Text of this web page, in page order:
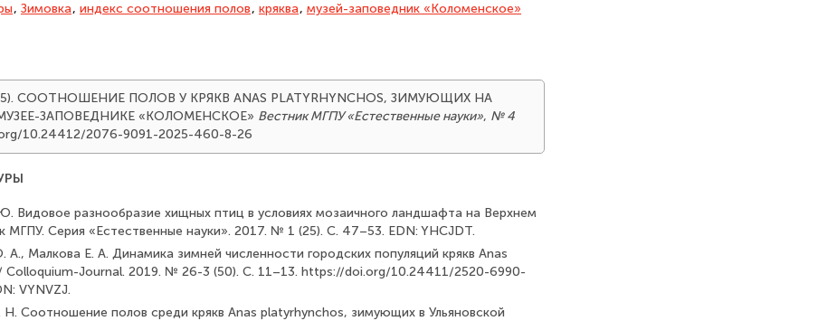
, Зимовка, индекс соотношения полов, кряква, музей-заповедник «Коломенское»
СООТНОШЕНИЕ ПОЛОВ У КРЯКВ ANAS PLATYRHYNCHOS, ЗИМУЮЩИХ НА
ЗАПОВЕДНИКЕ «КОЛОМЕНСКОЕ» Вестник МГПУ «Естественные науки», № 4
10.24412/2076-9091-2025-460-8-26
Видовое разнообразие хищных птиц в условиях мозаичного ландшафта на Верхнем
МГПУ. Серия «Естественные науки». 2017. № 1 (25). С. 47–53. EDN: YHCJDT.
А., Малкова Е. А. Динамика зимней численности городских популяций крякв Anas
Colloquium-Journal. 2019. № 26-3 (50). С. 11–13. https://doi.org/10.24411/2520-6990-
VYNVZJ.
Н. Соотношение полов среди крякв Anas platyrhynchos, зимующих в Ульяновской